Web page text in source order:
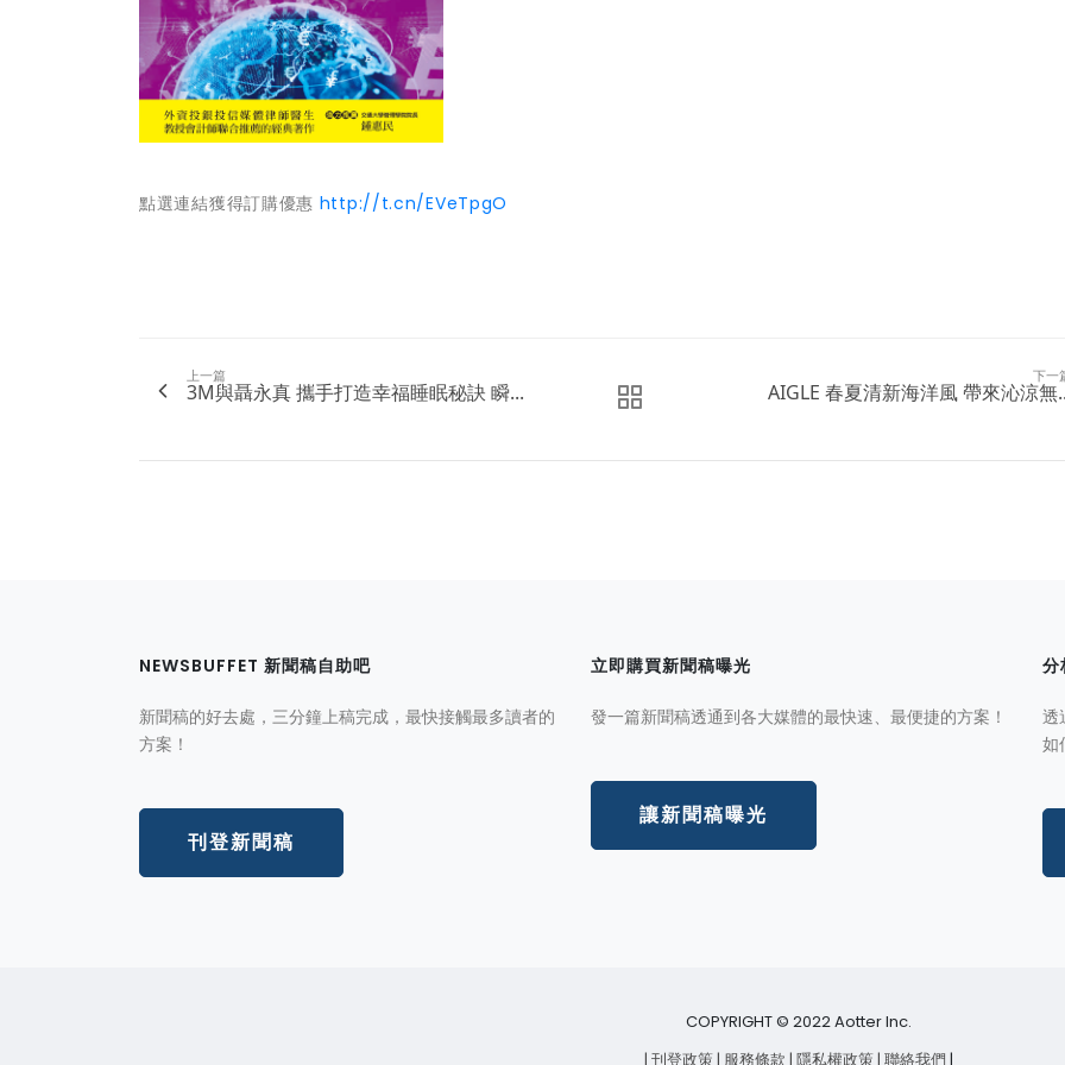
點選連結獲得訂購優惠 http://t.cn/EVeTpgO
上一篇
3M與聶永真 攜手打造幸福睡眠秘訣 瞬...
下一
AIGLE 春夏清新海洋風 帶來沁涼無
NEWSBUFFET 新聞稿自助吧
新聞稿的好去處，三分鐘上稿完成，最快接觸最多讀者的
方案！
刊登新聞稿
立即購買新聞稿曝光
發一篇新聞稿透通到各大媒體的最快速、最便捷的方案！
讓新聞稿曝光
分
透
如
COPYRIGHT © 2022 Aotter Inc.
| 刊登政策 | 服務條款 | 隱私權政策 | 聯絡我們 |